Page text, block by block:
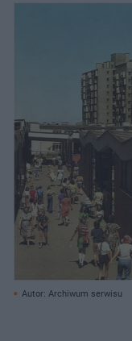
Autor: Archiwum serwisu